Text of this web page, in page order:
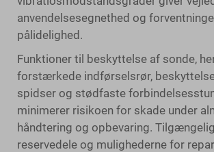
anvendelsesegnethed og
pålidelighed.
Funktioner til beskyttelse af sonde,
forstærkede indførselsrør,
spidser og stødfaste
minimerer risikoen for skade under
håndtering og opbevaring.
reservedele og mulighederne for